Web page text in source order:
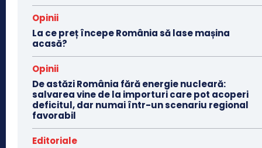
Opinii
La ce preț începe România să lase mașina
acasă?
Opinii
De astăzi România fără energie nucleară:
salvarea vine de la importuri care pot acoperi
deficitul, dar numai într-un scenariu regional
favorabil
Editoriale